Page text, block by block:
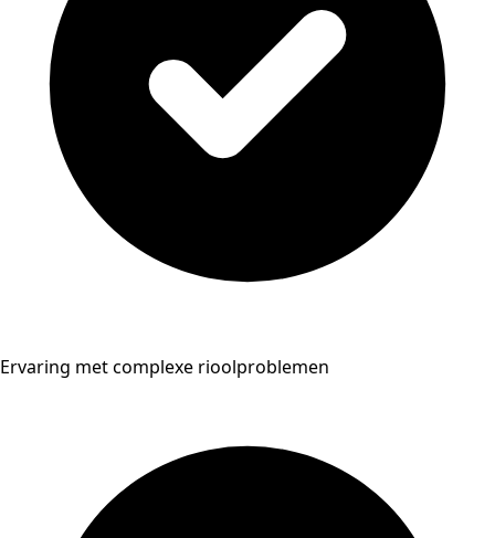
Ervaring met complexe rioolproblemen